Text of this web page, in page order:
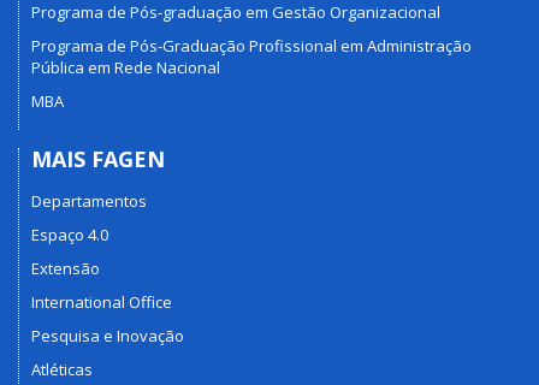
Programa de Pós-graduação em Gestão Organizacional
Programa de Pós-Graduação Profissional em Administração
Pública em Rede Nacional
MBA
MAIS FAGEN
Departamentos
Espaço 4.0
Extensão
International Office
Pesquisa e Inovação
Atléticas